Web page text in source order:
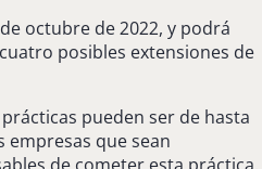
octubre de 2022, y podrá
posibles extensiones de
pueden ser de hasta
empresas que sean